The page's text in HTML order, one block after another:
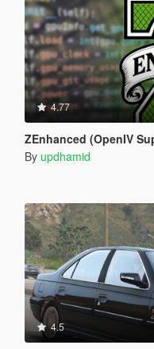
4.77
ZEnhanced (OpenIV
By updhamid
4.5